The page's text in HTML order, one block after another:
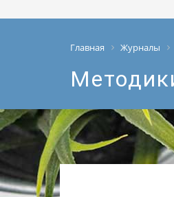
Главная Журналы